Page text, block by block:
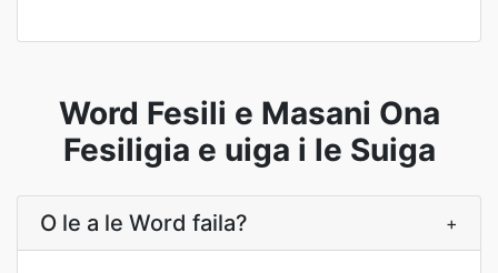
Word Fesili e Masani Ona
Fesiligia e uiga i le Suiga
O le a le Word faila? +